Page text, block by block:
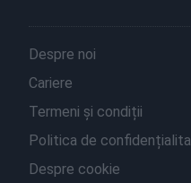
Despre noi
Cariere
Termeni și condiții
Politica de
Despre cookie